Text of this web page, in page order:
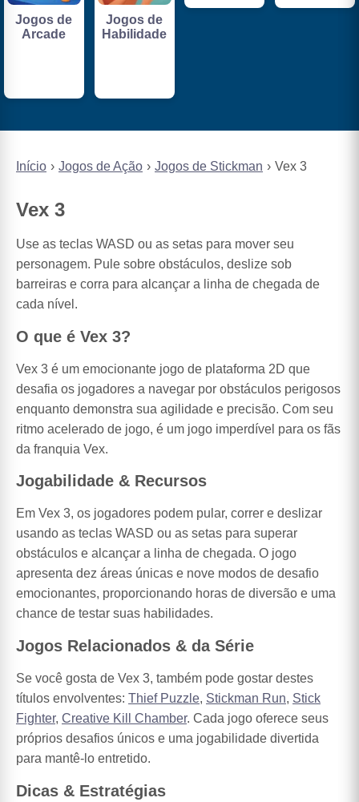
Início Jogos de Ação Jogos de Stickman Vex 3
Vex 3
Use as teclas WASD ou as setas para mover seu
personagem. Pule sobre obstáculos, deslize sob
barreiras e corra para alcançar a linha de chegada de
cada nível.
O que é Vex 3?
Vex 3 é um emocionante jogo de plataforma 2D que
desafia os jogadores a navegar por obstáculos perigosos
enquanto demonstra sua agilidade e precisão. Com seu
ritmo acelerado de jogo, é um jogo imperdível para os fãs
da franquia Vex.
Jogabilidade & Recursos
Em Vex 3, os jogadores podem pular, correr e deslizar
usando as teclas WASD ou as setas para superar
obstáculos e alcançar a linha de chegada. O jogo
apresenta dez áreas únicas e nove modos de desafio
emocionantes, proporcionando horas de diversão e uma
chance de testar suas habilidades.
Jogos Relacionados & da Série
Se você gosta de Vex 3, também pode gostar destes
títulos envolventes: Thief Puzzle, Stickman Run, Stick
Fighter, Creative Kill Chamber. Cada jogo oferece seus
próprios desafios únicos e uma jogabilidade divertida
para mantê-lo entretido.
Dicas & Estratégias
Jogos de
Arcade
Jogos de
Habilidade